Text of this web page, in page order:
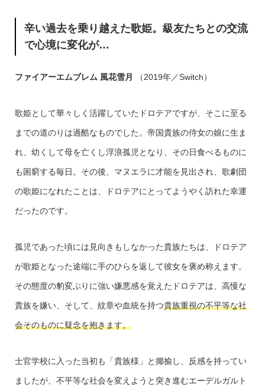
辛い過去を乗り越えた歌姫。級友たちとの交流
で心境に変化が…
ファイアーエムブレム 風花雪月 （2019年／Switch）
歌姫として華々しく活躍していたドロテアですが、そこに至る
までの道のりは過酷なものでした。帝国貴族の侍女の娘に生ま
れ、幼くして母を亡くし浮浪孤児となり、その日食べるものに
も困窮する毎日。その後、マヌエラに才能を見出され、歌劇団
の歌姫になれたことは、ドロテアにとってようやく訪れた幸運
だったのです。
孤児であった頃には見向きもしなかった貴族たちは、ドロテア
が歌姫となった途端に手のひらを返して彼女を褒め称えます。
その態度の豹変ぶりに強い嫌悪感を覚えたドロテアは、高慢な
貴族を嫌い、そして、紋章や血統を持つ貴族重視の不平等な社
会そのものに疑念を抱きます。
士官学校に入った当初も「貴族様」と揶揄し、反感を持ってい
ましたが、不平等な社会を変えようと突き進むエーデルガルト